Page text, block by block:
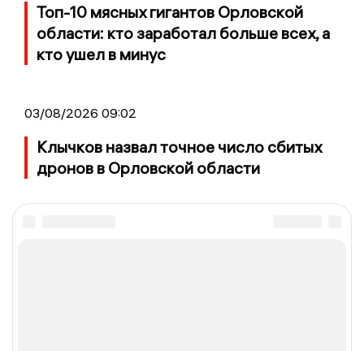
Топ-10 мясных гигантов Орловской
области: кто заработал больше всех, а
кто ушел в минус
03/08/2026 09:02
Клычков назвал точное число сбитых
дронов в Орловской области